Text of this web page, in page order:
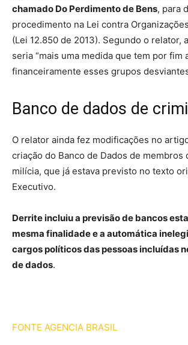
chamado Do Perdimento de Bens, para
procedimento na Lei contra
(Lei 12.850 de 2013). Segundo o relator,
seria “mais uma medida que tem por fim
financeiramente esses grupos
Banco de dados de
O relator ainda fez modificações no
criação do Banco de Dados de membros
milícia, que já estava previsto no texto
Executivo.
Derrite incluiu a previsão de bancos
mesma finalidade e a automática
cargos políticos das pessoas incluídas
de dados.
FONTE AGENCIA BRASIL